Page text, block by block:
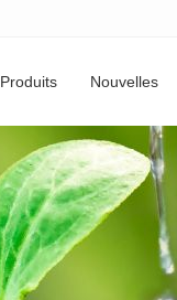
Produits Nouvelles